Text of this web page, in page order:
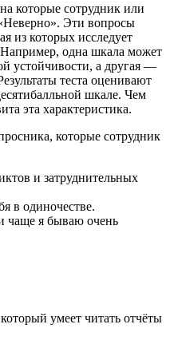
которые сотрудник или
Эти вопросы
из которых исследует
одна шкала может
устойчивости, а другая —
теста оценивают
шкале. Чем
эта характеристика.
которые сотрудник
и затруднительных
в одиночестве.
чаще я бываю очень
умеет читать отчёты